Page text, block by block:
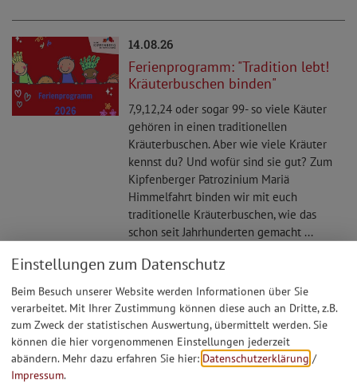
14.08.26
Ferienprogramm: "Tradition lebt!
Kräuterbuschen binden"
7,9,12,24 oder sogar 99- so viele Käuter
gehören in einen traditionellen
Kräuterbuschen. Aber wie viele Kräuter
kennst du? Und wofür sind sie gut? Zum
Kipfenberger Patrozinium Mariä
Himmelfahrt binden wir mit euch
traditionelle Kräuterbuschen, wie das
schon seit Jahrhunderten gemacht ...
24.08.26
Ferienprogramm: "Bayerische
Lieder und Kinderspiele"
Manchmal ein bisserl gschert, oft sehr
lustig, mal laut, mal leise - aber auf jeden
Einstellungen zum Datenschutz
Beim Besuch unserer Website werden Informationen über Sie
verarbeitet. Mit Ihrer Zustimmung können diese auch an Dritte, z.B.
zum Zweck der statistischen Auswertung, übermittelt werden. Sie
können die hier vorgenommenen Einstellungen jederzeit
abändern. Mehr dazu erfahren Sie hier: Datenschutzerklärung /
Impressum.